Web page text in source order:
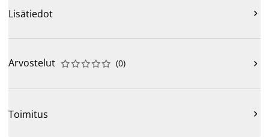
Lisätiedot 
Arvostelut 




 (0) 
Toimitus 